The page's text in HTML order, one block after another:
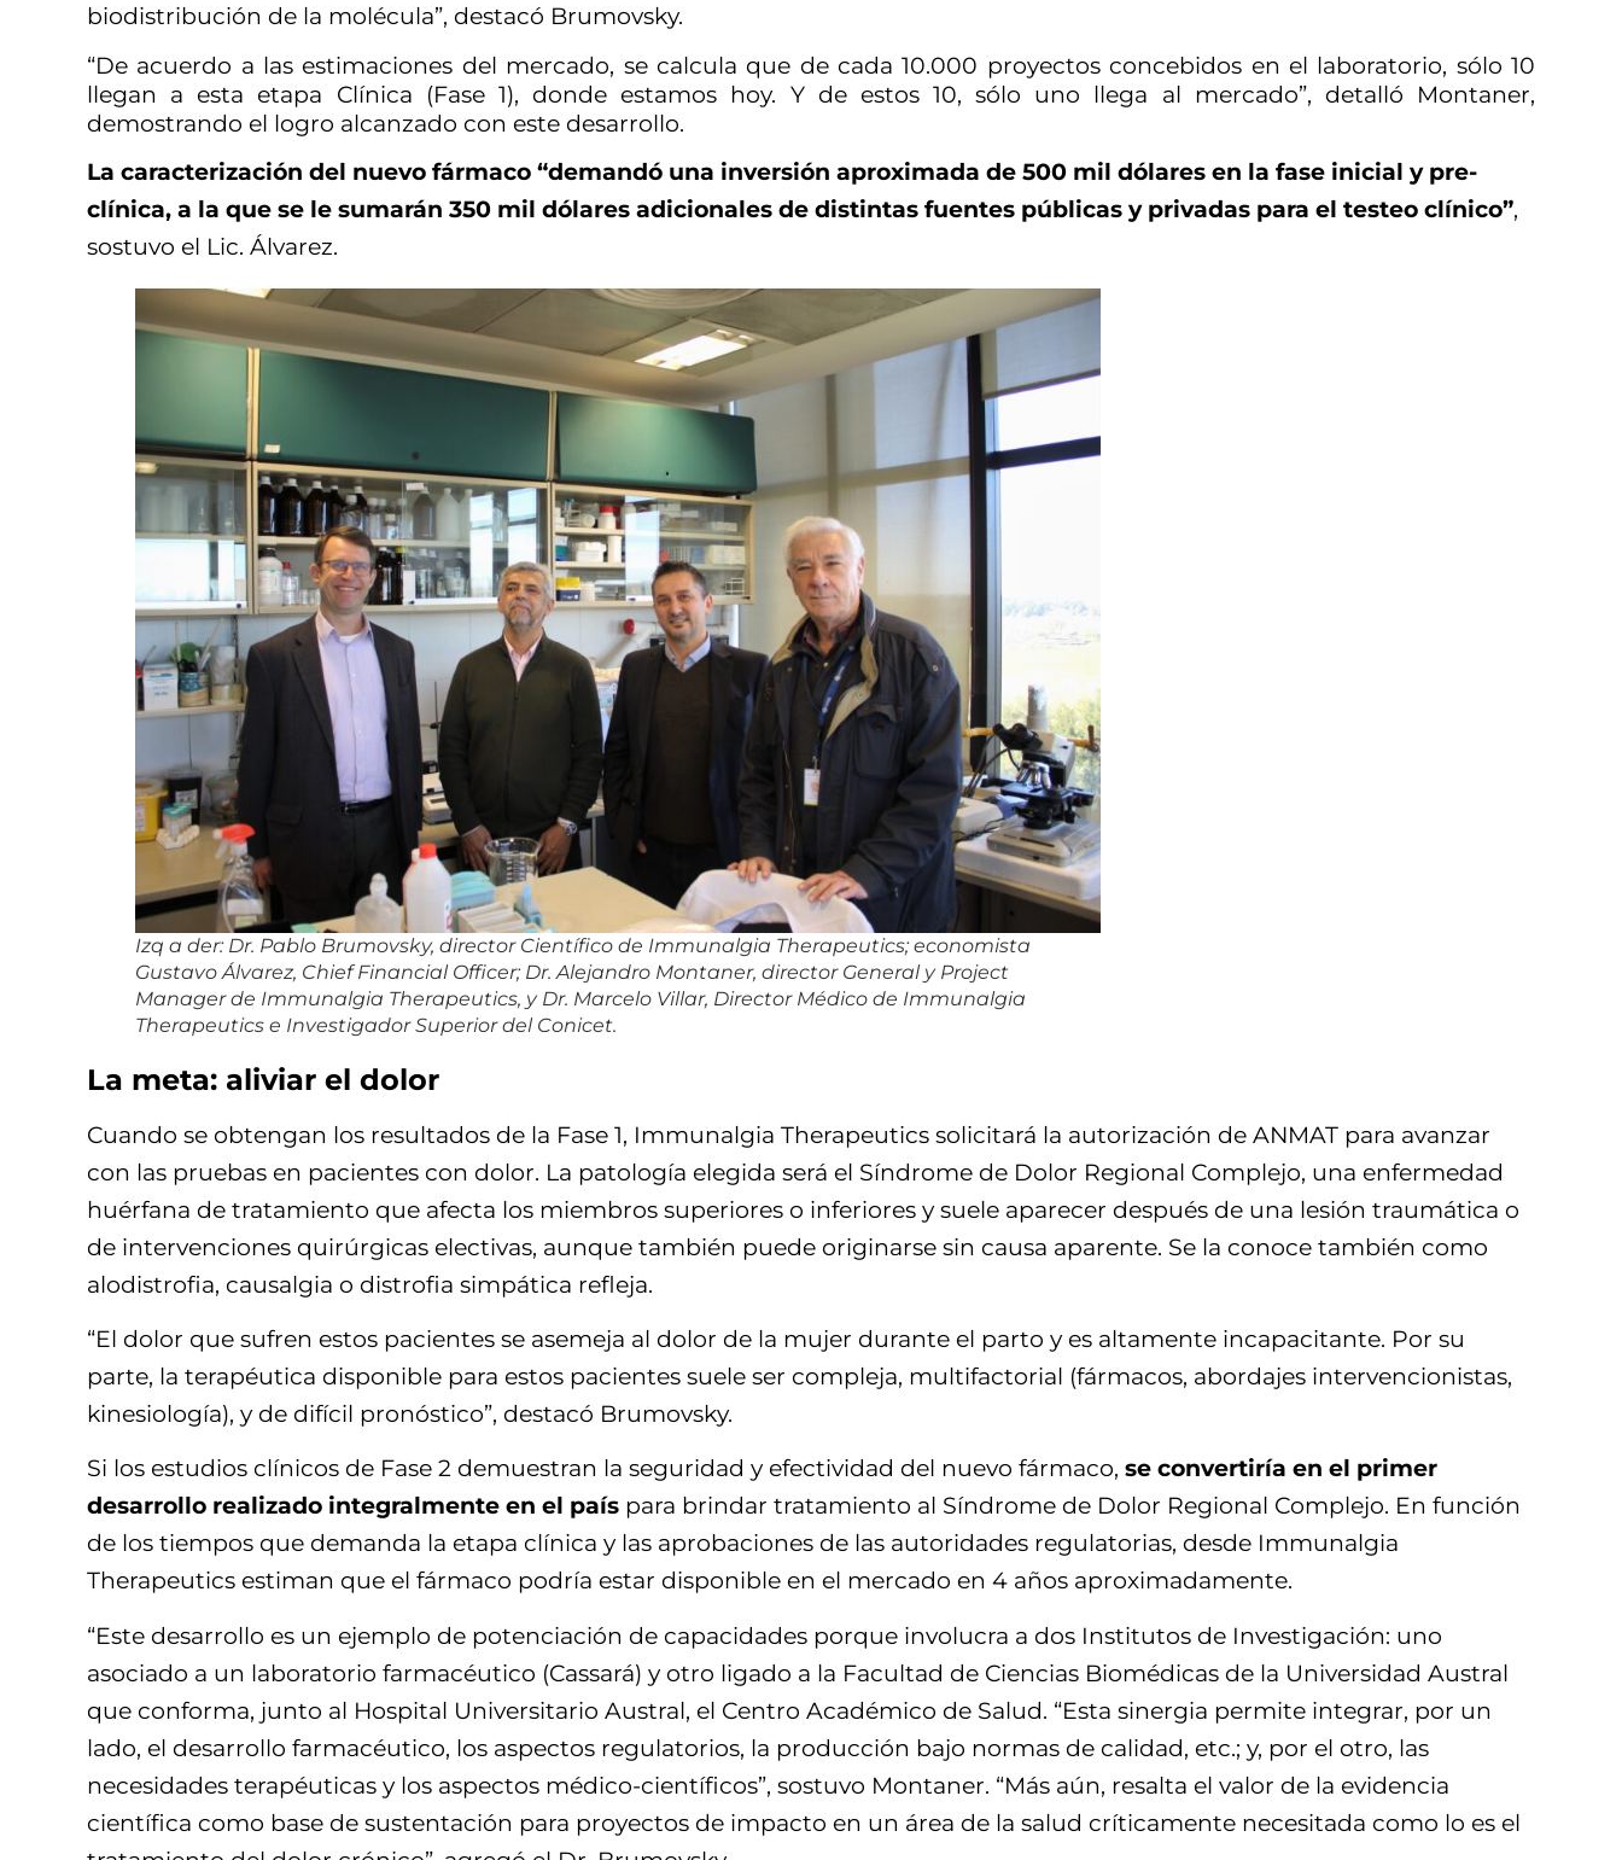
biodistribución de la molécula”, destacó Brumovsky.
“De acuerdo a las estimaciones del mercado, se calcula que de cada 10.000 proyectos concebidos en el laboratorio, sólo 10
llegan a esta etapa Clínica (Fase 1), donde estamos hoy. Y de estos 10, sólo uno llega al mercado”, detalló Montaner,
demostrando el logro alcanzado con este desarrollo.
La caracterización del nuevo fármaco “demandó una inversión aproximada de 500 mil dólares en la fase inicial y pre-
clínica, a la que se le sumarán 350 mil dólares adicionales de distintas fuentes públicas y privadas para el testeo clínico”,
sostuvo el Lic. Álvarez.
Izq a der: Dr. Pablo Brumovsky, director Científico de Immunalgia Therapeutics; economista
Gustavo Álvarez, Chief Financial Officer; Dr. Alejandro Montaner, director General y Project
Manager de Immunalgia Therapeutics, y Dr. Marcelo Villar, Director Médico de Immunalgia
Therapeutics e Investigador Superior del Conicet.
La meta: aliviar el dolor
Cuando se obtengan los resultados de la Fase 1, Immunalgia Therapeutics solicitará la autorización de ANMAT para avanzar
con las pruebas en pacientes con dolor. La patología elegida será el Síndrome de Dolor Regional Complejo, una enfermedad
huérfana de tratamiento que afecta los miembros superiores o inferiores y suele aparecer después de una lesión traumática o
de intervenciones quirúrgicas electivas, aunque también puede originarse sin causa aparente. Se la conoce también como
alodistrofia, causalgia o distrofia simpática refleja.
“El dolor que sufren estos pacientes se asemeja al dolor de la mujer durante el parto y es altamente incapacitante. Por su
parte, la terapéutica disponible para estos pacientes suele ser compleja, multifactorial (fármacos, abordajes intervencionistas,
kinesiología), y de difícil pronóstico”, destacó Brumovsky.
Si los estudios clínicos de Fase 2 demuestran la seguridad y efectividad del nuevo fármaco, se convertiría en el primer
desarrollo realizado integralmente en el país para brindar tratamiento al Síndrome de Dolor Regional Complejo. En función
de los tiempos que demanda la etapa clínica y las aprobaciones de las autoridades regulatorias, desde Immunalgia
Therapeutics estiman que el fármaco podría estar disponible en el mercado en 4 años aproximadamente.
“Este desarrollo es un ejemplo de potenciación de capacidades porque involucra a dos Institutos de Investigación: uno
asociado a un laboratorio farmacéutico (Cassará) y otro ligado a la Facultad de Ciencias Biomédicas de la Universidad Austral
que conforma, junto al Hospital Universitario Austral, el Centro Académico de Salud. “Esta sinergia permite integrar, por un
lado, el desarrollo farmacéutico, los aspectos regulatorios, la producción bajo normas de calidad, etc.; y, por el otro, las
necesidades terapéuticas y los aspectos médico-científicos”, sostuvo Montaner. “Más aún, resalta el valor de la evidencia
científica como base de sustentación para proyectos de impacto en un área de la salud críticamente necesitada como lo es el